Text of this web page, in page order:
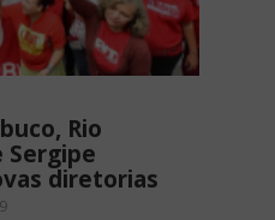
Rio
Sergipe
diretorias